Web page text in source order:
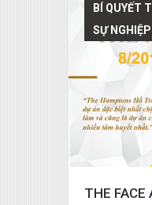
BÍ QUYẾT
SỰ
THE FACE